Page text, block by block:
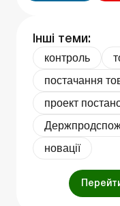
Інші теми:
контроль
постачання
проект
новації